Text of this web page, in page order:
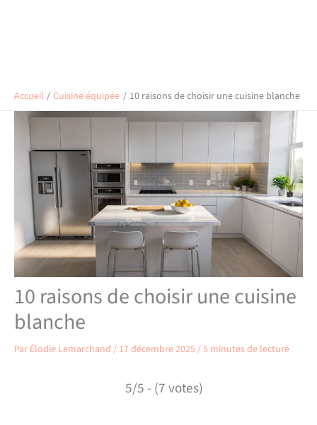
Accueil Cuisine équipée 10 raisons de choisir une cuisine blanche
10 raisons de choisir une cuisine
blanche
Par Élodie Lemarchand / 17 décembre 2025/5 minutes de lecture
5/5 - (7 votes)